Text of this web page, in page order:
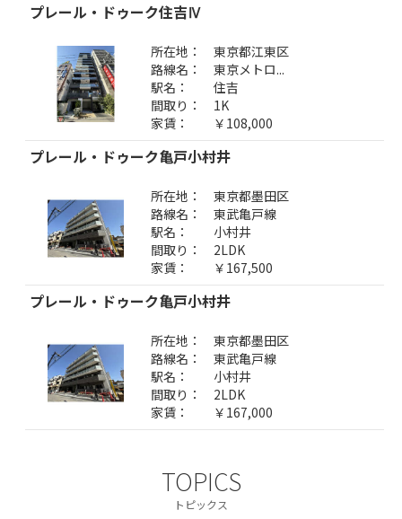
プレール・ドゥーク住吉Ⅳ
所在地：
東京都江東区
路線名：
東京メトロ...
駅名：
住吉
間取り：
1K
家賃：
￥108,000
プレール・ドゥーク亀戸小村井
所在地：
東京都墨田区
路線名：
東武亀戸線
駅名：
小村井
間取り：
2LDK
家賃：
￥167,500
プレール・ドゥーク亀戸小村井
所在地：
東京都墨田区
路線名：
東武亀戸線
駅名：
小村井
間取り：
2LDK
家賃：
￥167,000
TOPICS
トピックス